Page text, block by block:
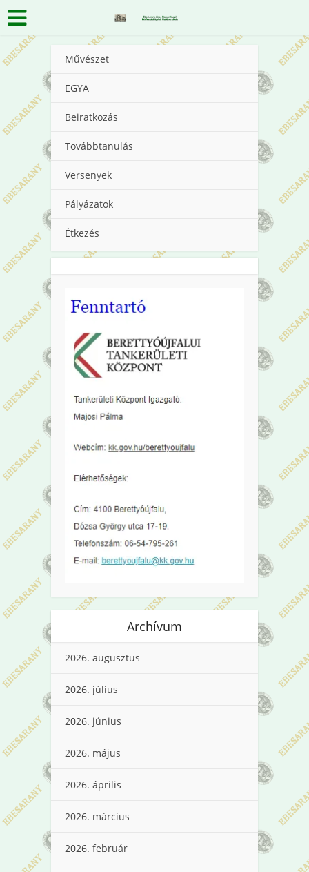
Művészet
EGYA
Beiratkozás
Továbbtanulás
Versenyek
Pályázatok
Étkezés
Archívum
2026. augusztus
2026. július
2026. június
2026. május
2026. április
2026. március
2026. február